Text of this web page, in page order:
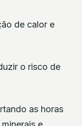
de calor e
o risco de
as horas